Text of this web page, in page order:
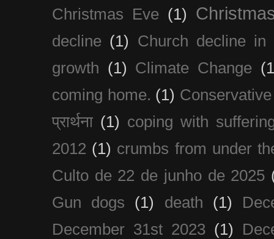
Christmas Eve (1)
decline (1)
Church decline
growth (1) Climate Change
coming home. (1)
प्रार्थना (1) coping with
2012 (1) crumbs from under
Culto de 22 de junho de 2025
Gun dogs
(1) death (1)
December 31st 2023 (1)